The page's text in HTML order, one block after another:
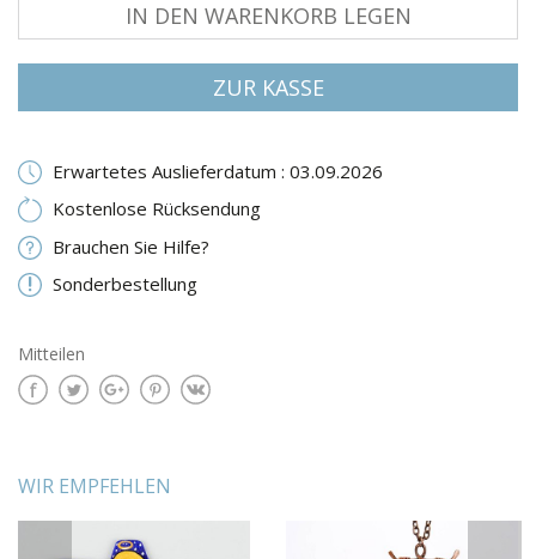
IN DEN WARENKORB LEGEN
ZUR KASSE
Erwartetes Auslieferdatum : 03.09.2026
Kostenlose Rücksendung
Brauchen Sie Hilfe?
Sonderbestellung
Mitteilen
WIR EMPFEHLEN